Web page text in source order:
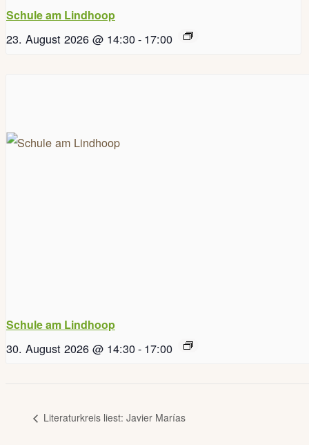
Schule am Lindhoop
23. August 2026 @ 14:30- 17:00
Schule am Lindhoop
30. August 2026 @ 14:30- 17:00
Literaturkreis liest: Javier Marías